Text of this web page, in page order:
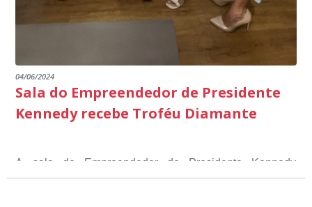
04/06/2024
Sala do Empreendedor de Presidente
Kennedy recebe Troféu Diamante
A sala do Empreendedor de Presidente Kennedy
recebeu o Selo Sebrae de Referência em atendimento, o